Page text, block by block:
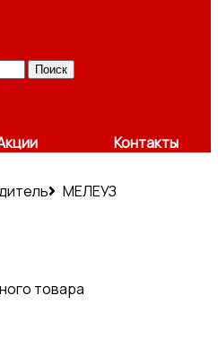
Поиск
Контакты
МЕЛЕУЗ
товара